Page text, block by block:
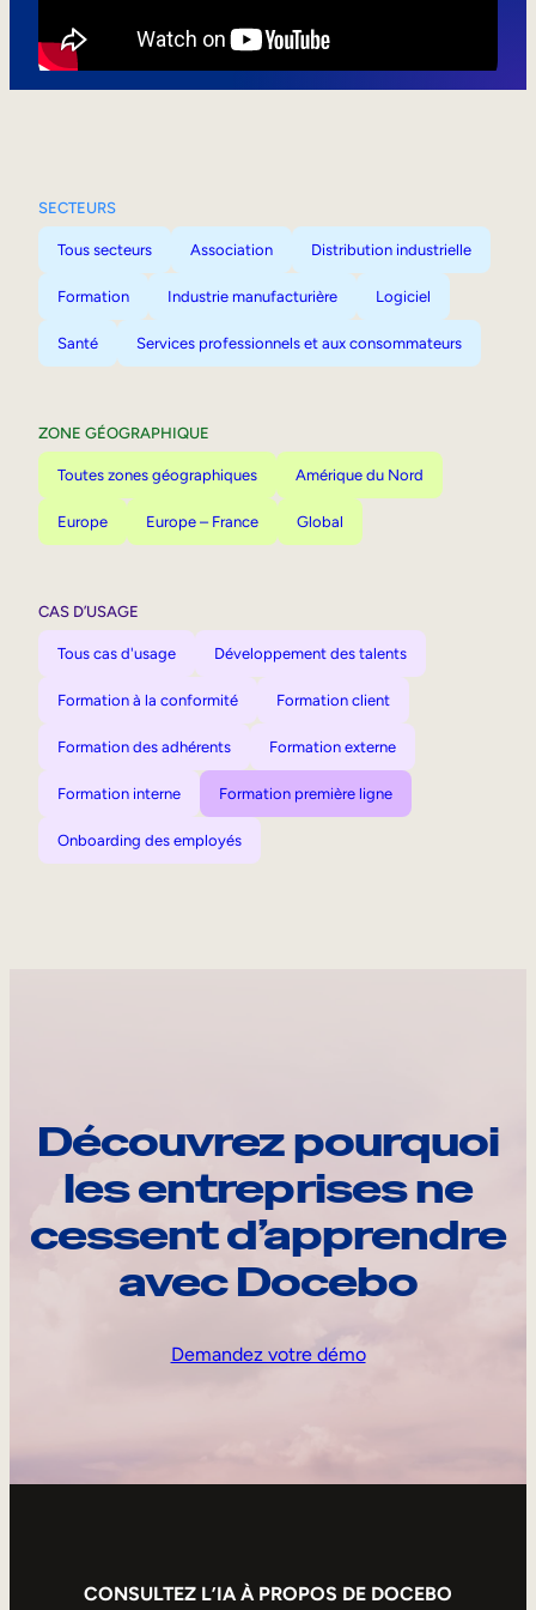
SECTEURS
Tous secteurs Association Distribution industrielle
Formation Industrie manufacturière Logiciel
Santé Services professionnels et aux consommateurs
ZONE GÉOGRAPHIQUE
Toutes zones géographiques Amérique du Nord
Europe Europe – France Global
CAS D’USAGE
Tous cas d'usage Développement des talents
Formation à la conformité Formation client
Formation des adhérents Formation externe
Formation interne Formation première ligne
Onboarding des employés
Découvrez pourquoi
les entreprises ne
cessent d’apprendre
avec Docebo
Demandez votre démo
CONSULTEZ L’IA À PROPOS DE DOCEBO